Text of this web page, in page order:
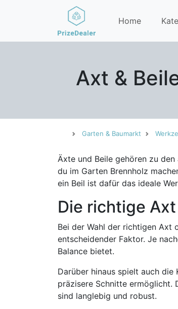
Home
Axt &
Garten & Baumarkt
Äxte und Beile gehören zu
du im Garten Brennholz
ein Beil ist dafür das ideale
Die richtige
Bei der Wahl der richtigen Axt
entscheidender Faktor. Je
Balance bietet.
Darüber hinaus spielt auch
präzisere Schnitte ermöglicht.
sind langlebig und robust.